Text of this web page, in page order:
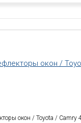
окон /
окон / Toyota / Camry